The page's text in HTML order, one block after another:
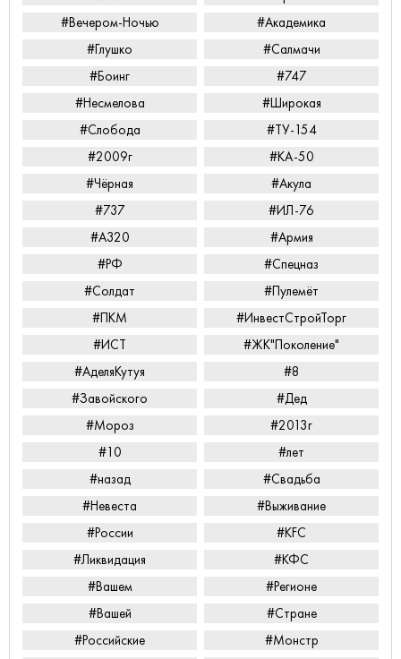
#Вечером-Ночью
#Академика
#Глушко
#Салмачи
#Боинг
#747
#Несмелова
#Широкая
#Слобода
#ТУ-154
#2009г
#КА-50
#Чёрная
#Акула
#737
#ИЛ-76
#А320
#Армия
#РФ
#Спецназ
#Солдат
#Пулемёт
#ПКМ
#ИнвестСтройТорг
#ИСТ
#ЖК"Поколение"
#АделяКутуя
#8
#Завойского
#Дед
#Мороз
#2013г
#10
#лет
#назад
#Свадьба
#Невеста
#Выживание
#России
#KFC
#Ликвидация
#КФС
#Вашем
#Регионе
#Вашей
#Стране
#Российские
#Монстр